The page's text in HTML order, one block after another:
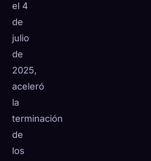
el 4
de
julio
de
2025,
aceleró
la
terminación
de
los